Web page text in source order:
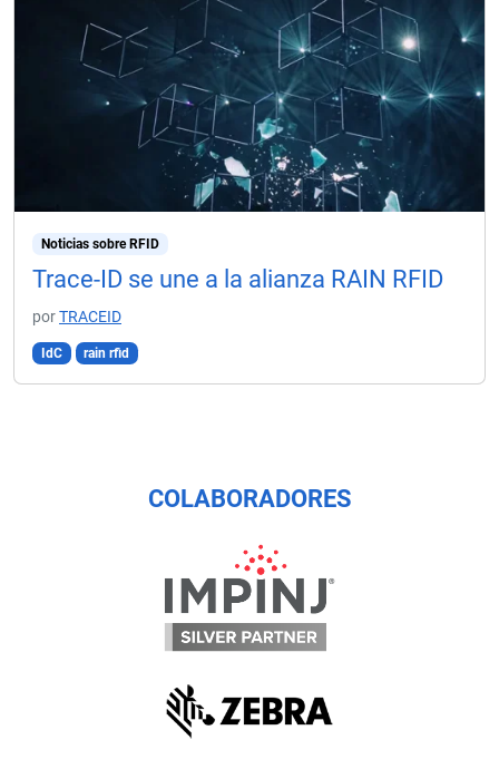
Noticias sobre RFID
Trace-ID se une a la alianza RAIN RFID
porTRACEID
IdC rain rfid
COLABORADORES